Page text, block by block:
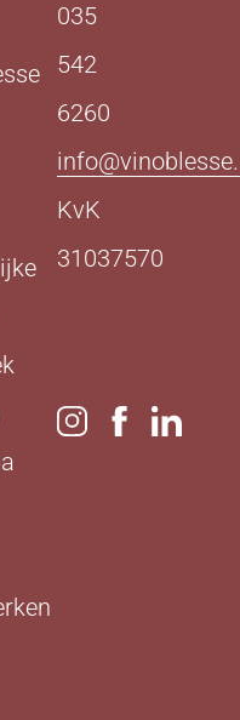
035
542
6260
KvK
31037570